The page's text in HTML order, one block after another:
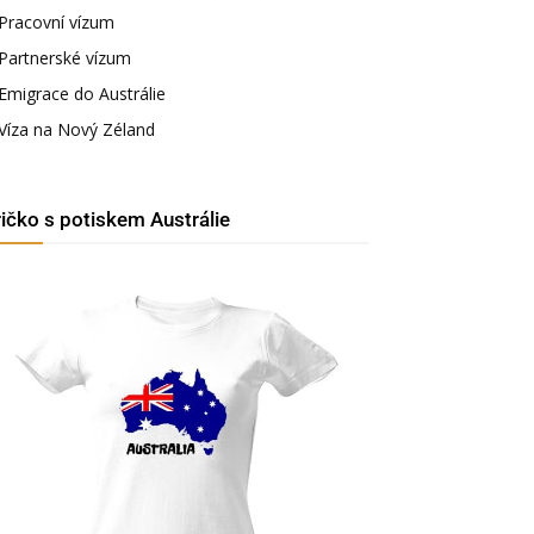
Pracovní vízum
Partnerské vízum
Emigrace do Austrálie
na Nový Zéland
s potiskem Austrálie